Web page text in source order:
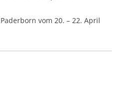
vom 20. – 22. April